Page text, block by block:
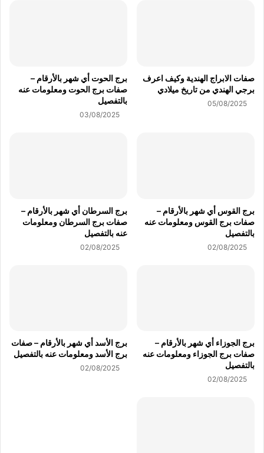
صفات الابراج الهندية وكيف اعرف
برجي الهندي من تاريخ ميلادي
05/08/2025
برج الحوت أي شهر بالأرقام –
صفات برج الحوت ومعلومات عنه
بالتفصيل
03/08/2025
برج القوس أي شهر بالأرقام –
صفات برج القوس ومعلومات عنه
بالتفصيل
02/08/2025
برج السرطان أي شهر بالأرقام –
صفات برج السرطان ومعلومات
عنه بالتفصيل
02/08/2025
برج الجوزاء أي شهر بالأرقام –
صفات برج الجوزاء ومعلومات عنه
بالتفصيل
02/08/2025
برج الأسد أي شهر بالأرقام – صفات
برج الأسد ومعلومات عنه بالتفصيل
02/08/2025